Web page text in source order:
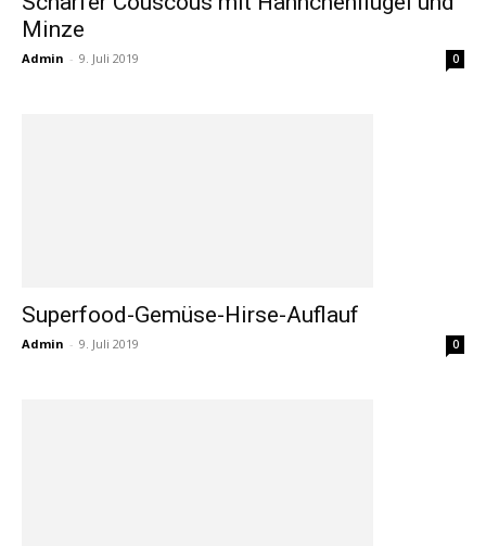
Minze
Admin - 9. Juli 2019 0
Superfood-Gemüse-Hirse-Auflauf
Admin - 9. Juli 2019 0